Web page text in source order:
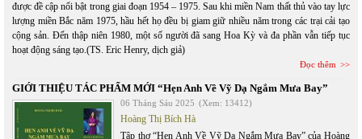
được đề cập nổi bật trong giai đoạn 1954 – 1975. Sau khi miền Nam thất thủ vào tay lực
lượng miền Bắc năm 1975, hầu hết họ đều bị giam giữ nhiều năm trong các trại cải tạo
cộng sản. Đến thập niên 1980, một số người đã sang Hoa Kỳ và đa phần vẫn tiếp tục
hoạt động sáng tạo.(TS. Eric Henry, dịch giả)
Đọc thêm
GIỚI THIỆU TÁC PHẨM MỚI “Hẹn Anh Về Vỹ Dạ Ngắm Mưa Bay”
06 Tháng Sáu 2025 (Xem: 13412)
Hoàng Thị Bích Hà
Tập thơ “Hẹn Anh Về Vỹ Dạ Ngắm Mưa Bay” của Hoàng